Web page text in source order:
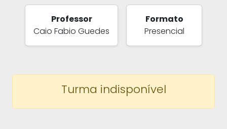
Professor
Caio Fabio Guedes
Formato
Presencial
Turma indisponível